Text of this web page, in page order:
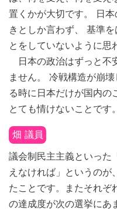
置くかが大切です。 日
きとしか言わず、 基準
とをしていないように思
日本の政治はずっと不
ません。 冷戦構造が崩
る時に日本だけが国内の
とても情けないことです。
畑 議員
議会制民主主義といった
えなければ」というのが
たことです。またそれぞ
の達成度が次の選挙にあ